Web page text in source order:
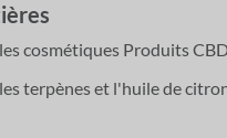
cosmétiques Produits
terpènes et l'huile de